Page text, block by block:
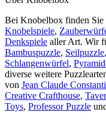
Bei Knobelbox finden Sie
Knobelspiele,
Denkspiele aller Art. Wir
Bambuspuzzle, Seilpuzzle,
Schlangenwürfel,
diverse weitere
von Jean Claude
Creative Crafthouse,
Toys, Professor Puzzle